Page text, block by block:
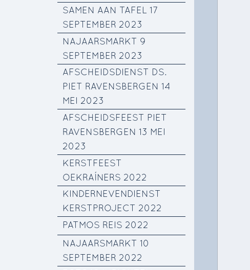
SAMEN AAN TAFEL 17
SEPTEMBER 2023
NAJAARSMARKT 9
SEPTEMBER 2023
AFSCHEIDSDIENST DS.
PIET RAVENSBERGEN 14
MEI 2023
AFSCHEIDSFEEST PIET
RAVENSBERGEN 13 MEI
2023
KERSTFEEST
OEKRAÍNERS 2022
KINDERNEVENDIENST
KERSTPROJECT 2022
PATMOS REIS 2022
NAJAARSMARKT 10
SEPTEMBER 2022